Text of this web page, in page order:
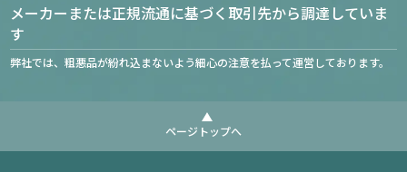
メーカーまたは正規流通に基づく取引先から調達していま
す
弊社では、粗悪品が紛れ込まないよう細心の注意を払って運営しております。
ページトップへ